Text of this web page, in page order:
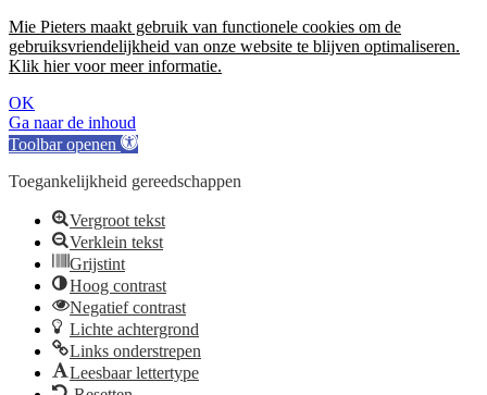
Mie Pieters maakt gebruik van functionele cookies om de
gebruiksvriendelijkheid van onze website te blijven optimaliseren.
Klik hier voor meer informatie.
OK
Ga naar de inhoud
Toolbar openen
Toegankelijkheid gereedschappen
Vergroot tekst
Verklein tekst
Grijstint
Hoog contrast
Negatief contrast
Lichte achtergrond
Links onderstrepen
Leesbaar lettertype